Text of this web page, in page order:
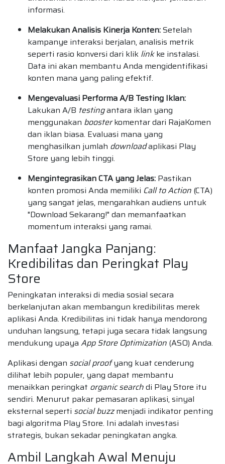
informasi.
Melakukan Analisis Kinerja Konten:Setelah
kampanye interaksi berjalan, analisis metrik
seperti rasio konversi dari klik linkke instalasi.
Data ini akan membantu Anda mengidentifikasi
konten mana yang paling efektif.
Mengevaluasi Performa A/B Testing Iklan:
Lakukan A/B testingantara iklan yang
menggunakan boosterkomentar dari RajaKomen
dan iklan biasa. Evaluasi mana yang
menghasilkan jumlah downloadaplikasi Play
Store yang lebih tinggi.
Mengintegrasikan CTA yang Jelas: Pastikan
konten promosi Anda memiliki Call to Action (CTA)
yang sangat jelas, mengarahkan audiens untuk
"Download Sekarang!" dan memanfaatkan
momentum interaksi yang ramai.
Manfaat Jangka Panjang:
Kredibilitas dan Peringkat Play
Store
Peningkatan interaksi di media sosial secara
berkelanjutan akan membangun kredibilitas merek
aplikasi Anda. Kredibilitas ini tidak hanya mendorong
unduhan langsung, tetapi juga secara tidak langsung
mendukung upaya App Store Optimization (ASO) Anda.
Aplikasi dengan social proofyang kuat cenderung
dilihat lebih populer, yang dapat membantu
menaikkan peringkat organic searchdi Play Store itu
sendiri. Menurut pakar pemasaran aplikasi, sinyal
eksternal seperti social buzzmenjadi indikator penting
bagi algoritma Play Store. Ini adalah investasi
strategis, bukan sekadar peningkatan angka.
Ambil Langkah Awal Menuju